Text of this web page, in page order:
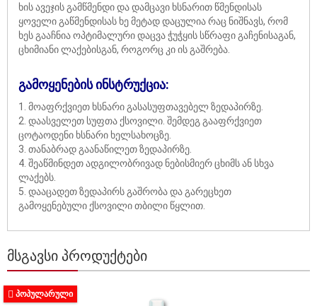
ხის ავეჯის გამწმენდი და დამცავი ხსნარით წმენდისას
ყოველი გაწმენდისას ხე მეტად დაცულია რაც ნიშნავს, რომ
ხეს გააჩნია ოპტიმალური დაცვა ჭუჭყის სწრაფი გაჩენისაგან,
ცხიმიანი ლაქებისგან, როგორც კი ის გაშრება.
გამოყენების ინსტრუქცია:
1. მოაფრქვიეთ ხსნარი გასასუფთავებელ ზედაპირზე.
2. დაასველეთ სუფთა ქსოვილი. შემდეგ გააფრქვიეთ
ცოტაოდენი ხსნარი ხელსახოცზე.
3. თანაბრად გაანაწილეთ ზედაპირზე.
4. შეაწმინდეთ ადგილობრივად ნებისმიერ ცხიმს ან სხვა
ლაქებს.
5. დააცადეთ ზედაპირს გაშრობა და გარეცხეთ
გამოყენებული ქსოვილი თბილი წყლით.
ᲛᲡᲒᲐᲕᲡᲘ ᲞᲠᲝᲓᲣᲥᲢᲔᲑᲘ
ᲞᲝᲞᲣᲚᲐᲠᲣᲚᲘ